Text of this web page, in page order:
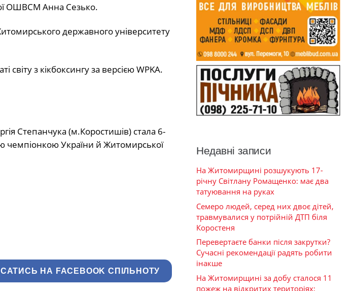
ОШВСМ Анна Сезько.
державного університету
з кікбоксингу за версією WPKA.
Степанчука (м.Коростишів) стала 6-
чемпіонкою України й Житомирської
НА FACEBOOK СПІЛЬНОТУ
Недавні записи
На Житомирщині розшукують 17-
річну Світлану Ромащенко: має два
татуювання на руках
Семеро людей, серед них двоє дітей,
травмувалися у потрійній ДТП біля
Коростеня
Перевертаєте банки після закрутки?
Сучасні рекомендації радять робити
інакше
На Житомирщині за добу сталося 11
пожеж на відкритих територіях: